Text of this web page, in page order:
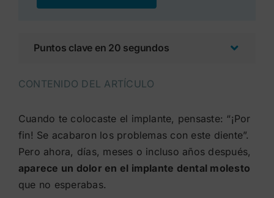
Puntos clave en 20 segundos
CONTENIDO DEL ARTÍCULO
Cuando te colocaste el implante, pensaste: “¡Por
fin! Se acabaron los problemas con este diente”.
Pero ahora, días, meses o incluso años después,
aparece un dolor en el implante dental molesto
que no esperabas.